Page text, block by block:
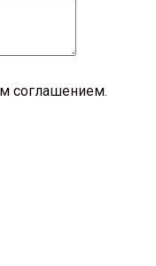
соглашением.